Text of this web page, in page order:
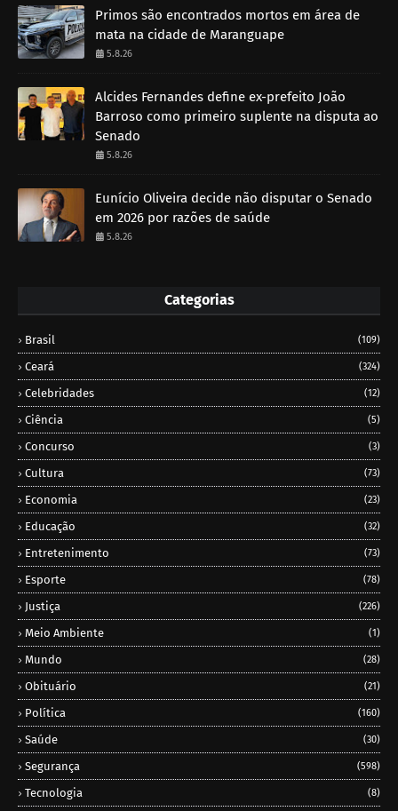
Primos são encontrados mortos em área de
mata na cidade de Maranguape
5.8.26
Alcides Fernandes define ex-prefeito João
Barroso como primeiro suplente na disputa ao
Senado
5.8.26
Eunício Oliveira decide não disputar o Senado
em 2026 por razões de saúde
5.8.26
Categorias
Brasil (109)
Ceará (324)
Celebridades (12)
Ciência (5)
Concurso (3)
Cultura (73)
Economia (23)
Educação (32)
Entretenimento (73)
Esporte (78)
Justiça (226)
Meio Ambiente (1)
Mundo (28)
Obituário (21)
Política (160)
Saúde (30)
Segurança (598)
Tecnologia (8)